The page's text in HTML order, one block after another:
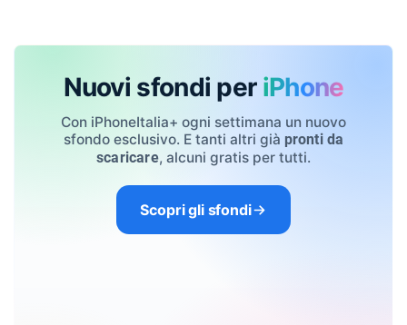
Nuovi sfondi per iPhone
Con iPhoneItalia+ ogni settimana un nuovo
sfondo esclusivo. E tanti altri già pronti da
scaricare, alcuni gratis per tutti.
Scopri gli sfondi